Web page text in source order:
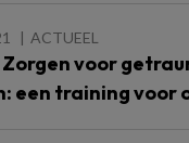
ACTUEEL
Zorgen voor
een training voor